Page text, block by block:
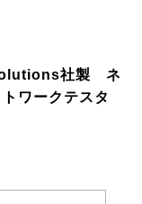
社製 ネ
ワークテスタ